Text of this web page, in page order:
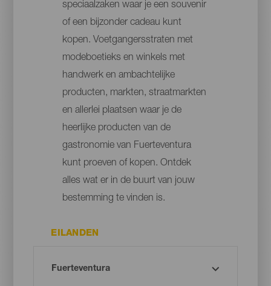
speciaalzaken waar je een souvenir
of een bijzonder cadeau kunt
kopen. Voetgangersstraten met
modeboetieks en winkels met
handwerk en ambachtelijke
producten, markten, straatmarkten
en allerlei plaatsen waar je de
heerlijke producten van de
gastronomie van Fuerteventura
kunt proeven of kopen. Ontdek
alles wat er in de buurt van jouw
bestemming te vinden is.
EILANDEN